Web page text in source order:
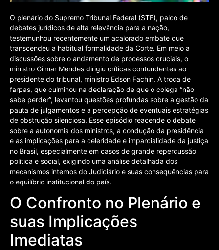
O plenário do Supremo Tribunal Federal (STF), palco de
debates jurídicos de alta relevância para a nação,
testemunhou recentemente um acalorado embate que
transcendeu a habitual formalidade da Corte. Em meio a
discussões sobre o andamento de processos cruciais, o
ministro Gilmar Mendes dirigiu críticas contundentes ao
presidente do tribunal, ministro Edson Fachin. A troca de
farpas, que culminou na declaração de que o colega “não
sabe perder”, levantou questões profundas sobre a gestão da
pauta de julgamentos e a percepção de eventuais estratégias
de obstrução silenciosa. Esse episódio reacende o debate
sobre a autonomia dos ministros, a condução da presidência
e as implicações para a celeridade e imparcialidade da justiça
no Brasil, especialmente em casos de grande repercussão
política e social, exigindo uma análise detalhada dos
mecanismos internos do Judiciário e suas consequências para
o equilíbrio institucional do país.
O Confronto no Plenário e
suas Implicações
Imediatas